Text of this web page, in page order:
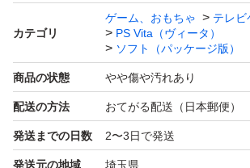
カテゴリ
ゲーム、おもちゃ
テレビ
PS Vita（ヴィータ）
ソフト（パッケージ版）
商品の状態 やや傷や汚れあり
配送の方法 おてがる配送（日本郵便）
発送までの日数 2〜3日で発送
発送元の地域 埼玉県